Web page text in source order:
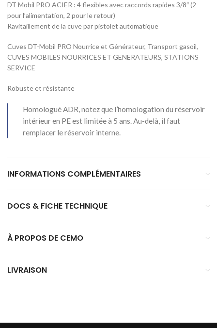
DT Mobil PRO ACIER : 4 flexibles avec raccords rapides 3/8″ (2
pour l’alimentation, 2 pour le retour)
Ravitaillement de la cuve par pistolet automatique
Cuves DT-Mobil PRO Nourrice et Générateur, Transport gasoil,
CUVES MOBILES NOURRICES ET GENERATEURS, STATIONS
SERVICE
Robuste et résistante
Homologué ADR, notez que l’homologation du réservoir
intérieur en PE est limitée à 5 ans. Au-delà, il faut
remplacer le réservoir interne.
INFORMATIONS COMPLÉMENTAIRES
DOCS & FICHE TECHNIQUE
À PROPOS DE CEMO
LIVRAISON